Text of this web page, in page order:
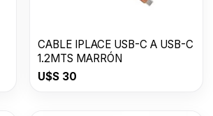
CABLE IPLACE USB-C A USB-C
1.2MTS MARRÓN
U$S 30